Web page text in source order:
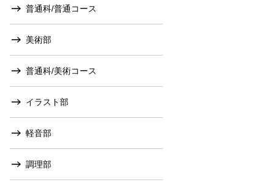
普通科/普通コース
美術部
普通科/美術コース
イラスト部
軽音部
調理部